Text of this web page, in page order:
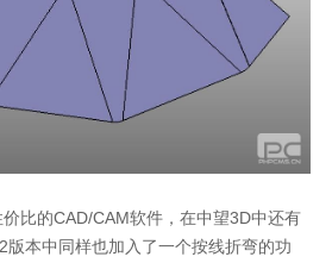
比的CAD/CAM软件，在中望3D中还有
本中同样也加入了一个按线折弯的功